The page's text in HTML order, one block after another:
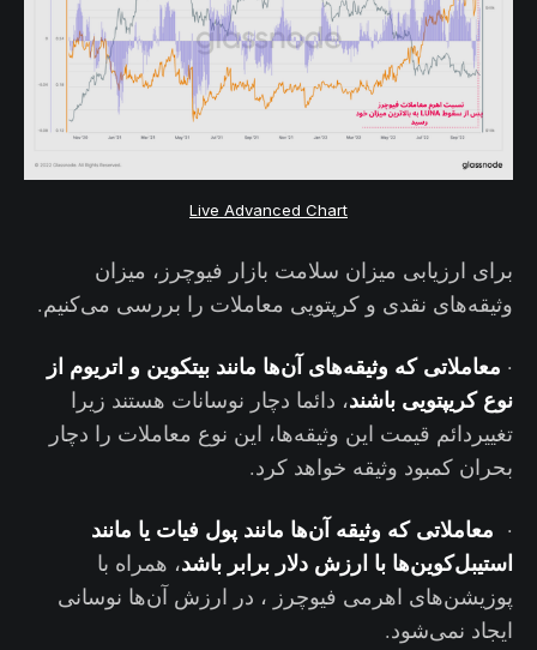
Live Advanced Chart
برای ارزیابی میزان سلامت بازار فیوچرز، میزان
وثیقه‌های نقدی و کرپتویی معاملات را بررسی می‌کنیم.
· معاملاتی که وثیقه‌های آن‌ها مانند بیتکوین و اتریوم از
نوع کریپتویی باشند، دائما دچار نوسانات هستند زیرا
تغییردائم قیمت این وثیقه‌ها، این نوع معاملات را دچار
بحران کمبود وثیقه خواهد کرد.
· معاملاتی که وثیقه آن‌ها مانند پول فیات یا مانند
استیبل‌کوین‌ها با ارزش دلار برابر باشد، همراه با
پوزیشن‌های اهرمی فیوچرز ، در ارزش آن‌ها نوسانی
ایجاد نمی‌شود.